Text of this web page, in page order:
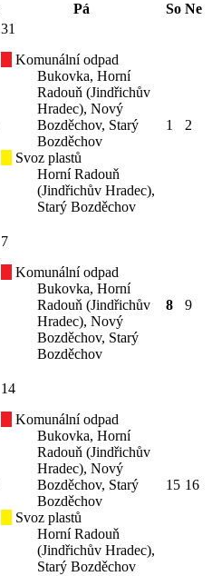
Pá So Ne
31
Komunální odpad
Bukovka, Horní
Radouň (Jindřichův
Hradec), Nový
Bozděchov, Starý
Bozděchov
Svoz plastů
Horní Radouň
(Jindřichův Hradec),
Starý Bozděchov
1 2
7
Komunální odpad
Bukovka, Horní
Radouň (Jindřichův
Hradec), Nový
Bozděchov, Starý
Bozděchov
8 9
14
Komunální odpad
Bukovka, Horní
Radouň (Jindřichův
Hradec), Nový
Bozděchov, Starý
Bozděchov
Svoz plastů
Horní Radouň
(Jindřichův Hradec),
Starý Bozděchov
15 16